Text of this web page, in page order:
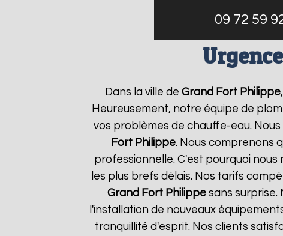
09 72 59
Dans la ville de Grand Fort Philippe
Heureusement, notre équipe de
vos problèmes de chauffe-eau.
Fort Philippe. Nous comprenons
professionnelle. C'est pourquoi
les plus brefs délais. Nos tarifs
Grand Fort Philippesans surprise.
l'installation de nouveaux
tranquillité d'esprit. Nos clients